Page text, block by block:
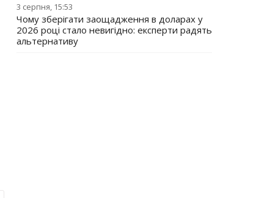
3 серпня, 15:53
Чому зберігати заощадження в доларах у
2026 році стало невигідно: експерти радять
альтернативу